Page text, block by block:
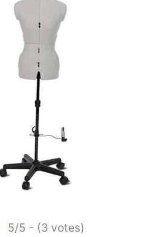
5/5 - (3 votes)